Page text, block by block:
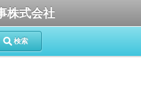
株式会社
検索